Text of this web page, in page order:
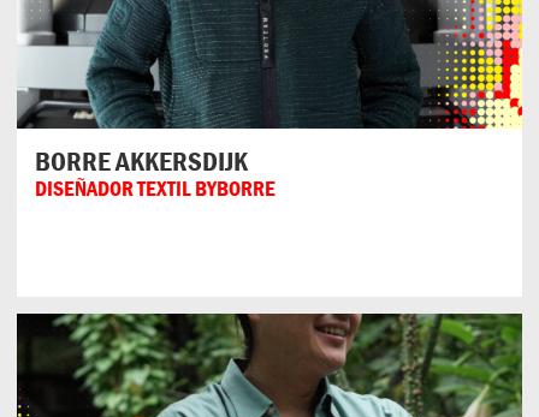
BORRE AKKERSDIJK
DISEÑADOR TEXTIL BYBORRE